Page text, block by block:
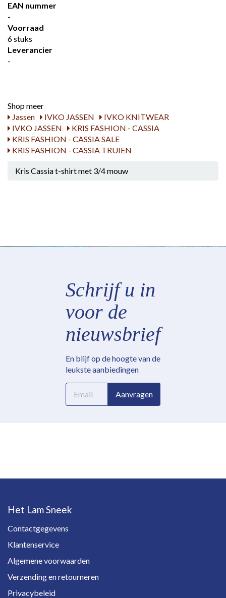
EAN nummer
-
Voorraad
6 stuks
Leverancier
-
Shop meer
Jassen
IVKO JASSEN
IVKO KNITWEAR
IVKO JASSEN
KRIS FASHION - CASSIA
KRIS FASHION - CASSIA SALE
KRIS FASHION - CASSIA TRUIEN
Kris Cassia t-shirt met 3/4 mouw
Schrijf u in
voor de
nieuwsbrief
En blijf op de hoogte van de
leukste aanbiedingen
E-
mailadres
Aanvragen
Het Lam Sneek
Contactgegevens
Klantenservice
Algemene voorwaarden
Verzending en retourneren
Privacybeleid